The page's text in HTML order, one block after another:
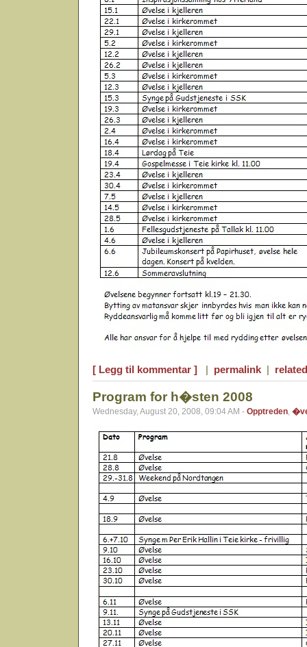
[ Legg til kommentar ] | permalink |
Program for h�sten 2008
Wednesday, August 20, 2008, 09:04 AM - Opptreden,